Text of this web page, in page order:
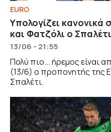
EURO
Υπολογίζει κανονικά
και Φατζόλι ο Σπαλέτι
13/06 - 21:55
Πολύ πιο... ήρεμος είναι
(13/6) ο προπονητής της
Σπαλέτι.